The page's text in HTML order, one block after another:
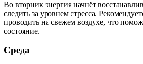
Во вторник энергия начнёт
следить за уровнем стресса.
проводить на свежем воздухе, что
состояние.
Среда